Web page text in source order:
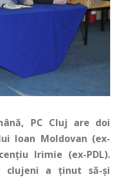
PC Cluj are doi
Ioan Moldovan (ex-
Irimie (ex-PDL).
clujeni a ținut să-și